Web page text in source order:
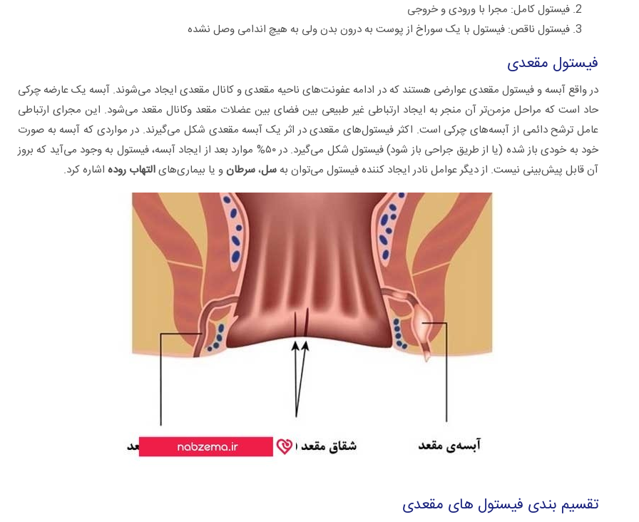
فیستول کامل: مجرا با ورودی و خروجی
فیستول ناقص: فیستول با یک سوراخ از پوست به درون بدن ولی به هیچ اندامی وصل نشده
فیستول مقعدی
در واقع آبسه و فیستول مقعدی عوارضی هستند که در ادامه عفونت‌های ناحیه مقعدی و کانال مقعدی ایجاد می‌شوند. آبسه یک عارضه چرکی
حاد است که مراحل مزمن‌تر آن منجر به ایجاد ارتباطی غیر طبیعی بین فضای بین عضلات مقعد وکانال مقعد می‌شود. این مجرای ارتباطی
عامل ترشح دائمی از آبسه‌های چرکی است. اکثر فیستول‌های مقعدی در اثر یک آبسه مقعدی شکل می‌گیرند. در مواردی که آبسه به صورت
خود به خودی باز شده (یا از طریق جراحی باز شود) فیستول شکل می‌گیرد. در ۵۰% موارد بعد از ایجاد آبسه، فیستول به وجود می‌آید که بروز
آن قابل پیش‌بینی نیست. از دیگر عوامل نادر ایجاد کننده فیستول می‌توان به سل،سرطانو یا بیماری‌هایالتهاب روده اشاره کرد.
تقسیم بندی فیستول های مقعدی